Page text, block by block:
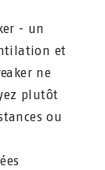
- un
et
ne
plutôt
ou